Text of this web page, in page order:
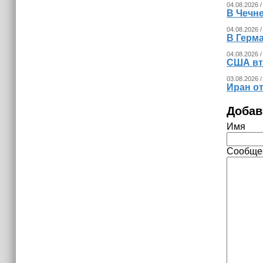
04.08.2026
В
04.08.2026 /
В
04.08.2026
США
03.08.2026
Иран
Имя